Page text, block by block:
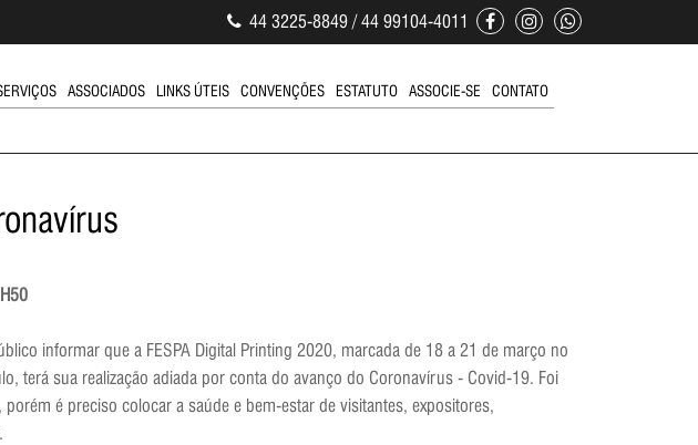
44 3225-8849 / 44 99104-4011
ASSOCIADOS LINKS ÚTEIS CONVENÇÕES ESTATUTO ASSOCIE-SE CONTATO
informar que a FESPA Digital Printing 2020, marcada de 18 a 21 de março no
terá sua realização adiada por conta do avanço do Coronavírus - Covid-19. Foi
é preciso colocar a saúde e bem-estar de visitantes, expositores,